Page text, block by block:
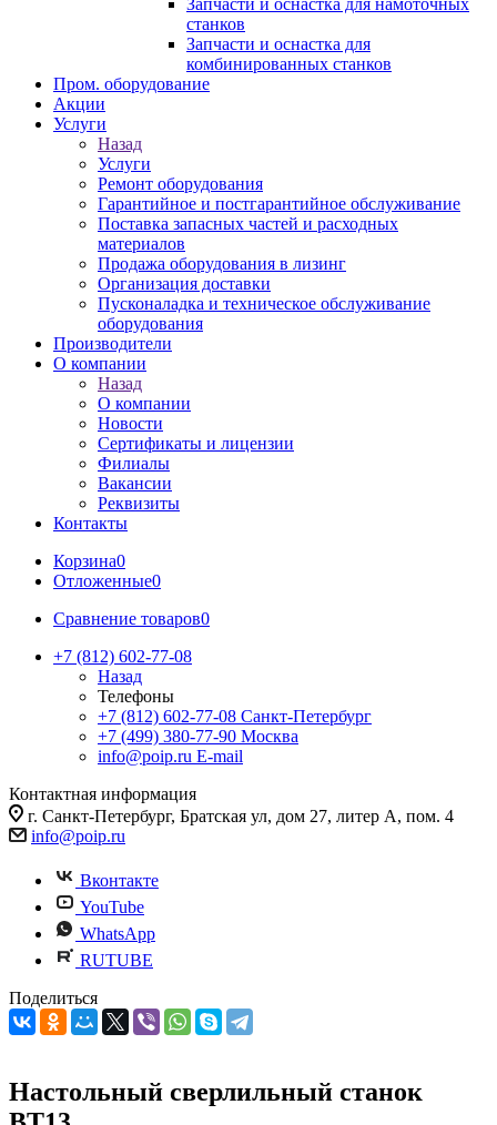
Запчасти и оснастка для намоточных
станков
Запчасти и оснастка для
комбинированных станков
Пром. оборудование
Акции
Услуги
Назад
Услуги
Ремонт оборудования
Гарантийное и постгарантийное обслуживание
Поставка запасных частей и расходных
материалов
Продажа оборудования в лизинг
Организация доставки
Пусконаладка и техническое обслуживание
оборудования
Производители
О компании
Назад
О компании
Новости
Сертификаты и лицензии
Филиалы
Вакансии
Реквизиты
Контакты
Корзина0
Отложенные0
Сравнение товаров0
+7 (812) 602-77-08
Назад
Телефоны
+7 (812) 602-77-08 Санкт-Петербург
+7 (499) 380-77-90 Москва
info@poip.ru E-mail
Контактная информация
г. Санкт-Петербург, Братская ул, дом 27, литер А, пом. 4
info@poip.ru
Вконтакте
YouTube
WhatsApp
RUTUBE
Поделиться
Настольный сверлильный станок